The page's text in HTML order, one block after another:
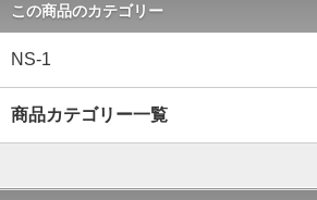
この商品のカテゴリー
NS-1
商品カテゴリー一覧